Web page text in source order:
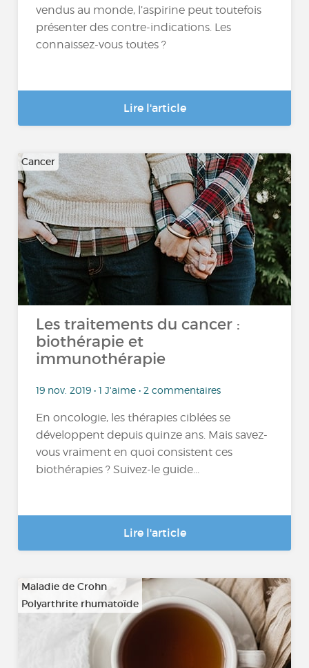
vendus au monde, l’aspirine peut toutefois
présenter des contre-indications. Les
connaissez-vous toutes ?
Lire l'article
Cancer
Les traitements du cancer :
biothérapie et
immunothérapie
19 nov. 2019 • 1 J'aime • 2 commentaires
En oncologie, les thérapies ciblées se
développent depuis quinze ans. Mais savez-
vous vraiment en quoi consistent ces
biothérapies ? Suivez-le guide...
Lire l'article
Maladie de Crohn
Polyarthrite rhumatoïde